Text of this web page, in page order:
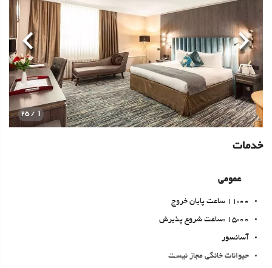
1
/ 25
قبلی بعدی
خدمات
عمومی
11:00 ساعت پایان خروج
15:00 :ساعت شروع پذیرش
آسانسور
حیوانات خانگی مجاز نیست